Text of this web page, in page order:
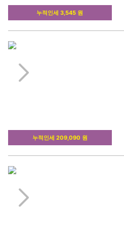
누적인세 3,545 원
누적인세 209,090 원